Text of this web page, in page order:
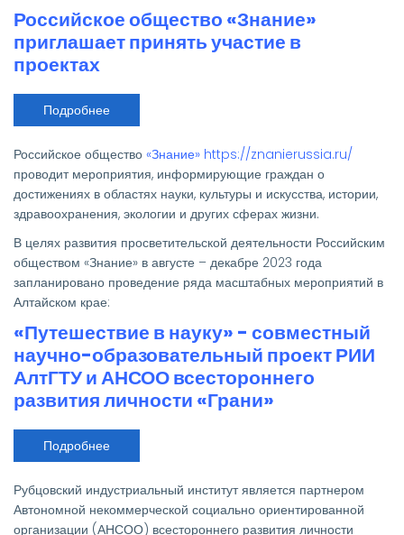
Российское общество «Знание»
приглашает принять участие в
проектах
Подробнее
Российское
«Знание»
приглашает
принять
участие
в
проектах
Российское общество «Знание» https://znanierussia.ru/
проводит мероприятия, информирующие граждан о
достижениях в областях науки, культуры и искусства, истории,
здравоохранения, экологии и других сферах жизни.
В целях развития просветительской деятельности Российским
обществом «Знание» в августе – декабре 2023 года
запланировано проведение ряда масштабных мероприятий в
Алтайском крае:
«Путешествие в науку» - совместный
научно-образовательный проект РИИ
АлтГТУ и АНСОО всестороннего
развития личности «Грани»
Подробнее
«Путешествие
науку»
-
совместный
научно-
Рубцовский индустриальный институт является партнером
Автономной некоммерческой социально ориентированной
организации (АНСОО) всестороннего развития личности